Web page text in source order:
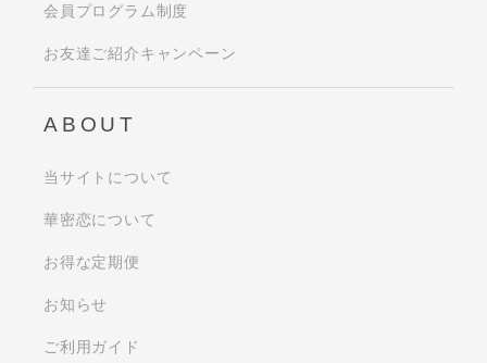
会員プログラム制度
お友達ご紹介キャンペーン
ABOUT
当サイトについて
華密恋について
お得な定期便
お知らせ
ご利用ガイド